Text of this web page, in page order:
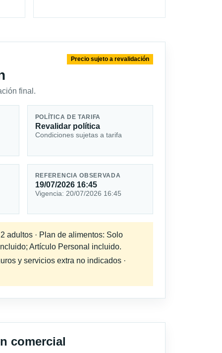
final.
Precio sujeto a revalidación
POLÍTICA DE TARIFA
Revalidar política
Condiciones sujetas a tarifa
REFERENCIA OBSERVADA
19/07/2026 16:45
Vigencia: 20/07/2026 16:45
adultos · Plan de alimentos: Solo
Artículo Personal incluido.
y servicios extra no indicados ·
comercial